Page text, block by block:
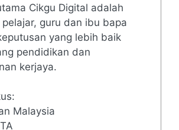
Cikgu Digital adalah
guru dan ibu bapa
yang lebih baik
pendidikan dan
kerjaya.
Malaysia